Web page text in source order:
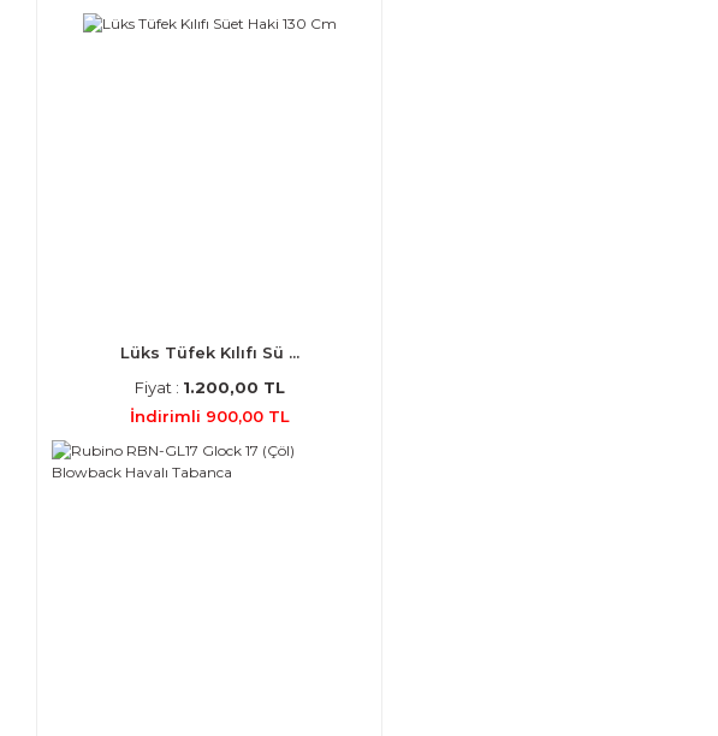
Lüks Tüfek Kılıfı Sü ...
Fiyat : 1.200,00 TL
İndirimli 900,00 TL